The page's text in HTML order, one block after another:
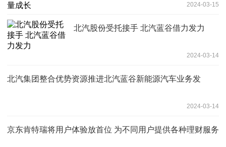
2024-03-15
北汽股份受托接手 北汽蓝谷借力发力
2024-03-14
北汽集团整合优势资源推进北汽蓝谷新能源汽车业务发
2024-03-14
京东肯特瑞将用户体验放首位 为不同用户提供各种理财服务